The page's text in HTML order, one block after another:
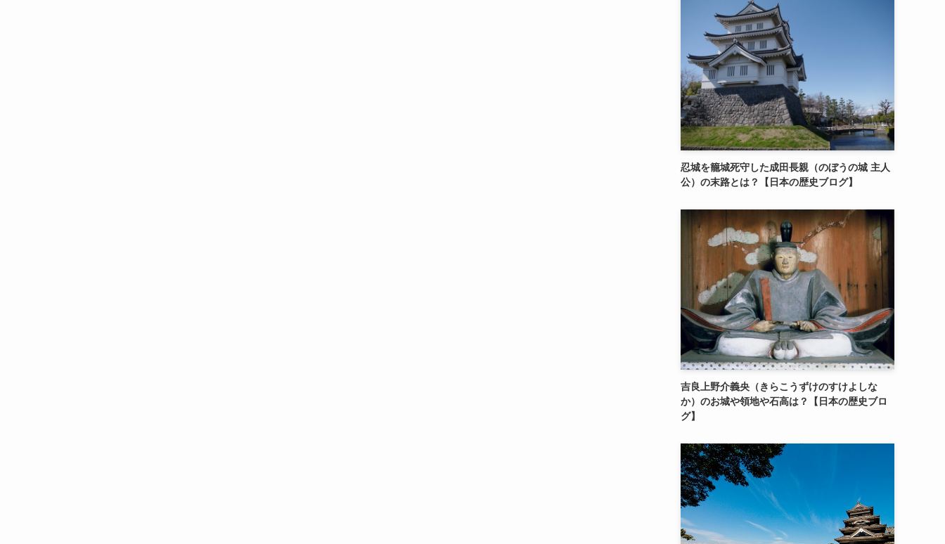
忍城を籠城死守した成田長親（のぼうの城 主人
公）の末路とは？【日本の歴史ブログ】
吉良上野介義央（きらこうずけのすけよしな
か）のお城や領地や石高は？【日本の歴史ブロ
グ】